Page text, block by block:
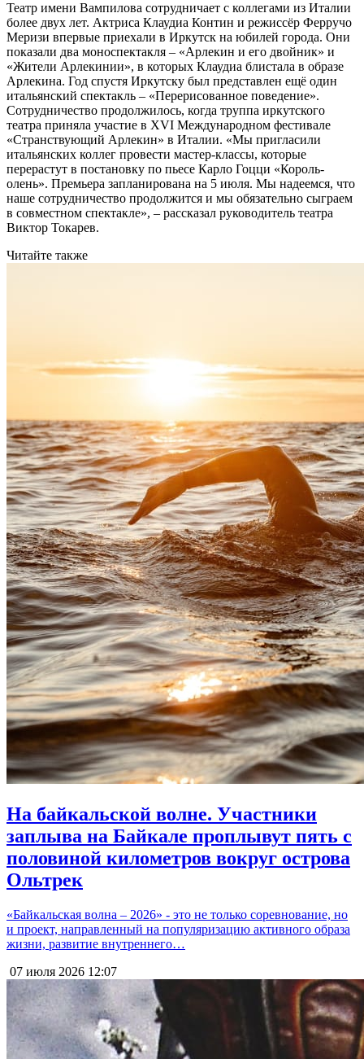
Театр имени Вампилова сотрудничает с коллегами из Италии
более двух лет. Актриса Клаудиа Контин и режиссёр Ферручо
Меризи впервые приехали в Иркутск на юбилей города. Они
показали два моноспектакля – «Арлекин и его двойник» и
«Жители Арлекинии», в которых Клаудиа блистала в образе
Арлекина. Год спустя Иркутску был представлен ещё один
итальянский спектакль – «Перерисованное поведение».
Сотрудничество продолжилось, когда труппа иркутского
театра приняла участие в XVI Международном фестивале
«Странствующий Арлекин» в Италии. «Мы пригласили
итальянских коллег провести мастер-классы, которые
перерастут в постановку по пьесе Карло Гоцци «Король-
олень». Премь­ера запланирована на 5 июля. Мы надеемся, что
наше сотрудничество продолжится и мы обязательно сыграем
в совместном спектакле», – рассказал руководитель театра
Виктор Токарев.
Читайте также
На байкальской волне. Участники
заплыва на Байкале проплывут пять с
половиной километров вокруг острова
Ольтрек
«Байкальская волна – 2026» - это не только соревнование, но
и проект, направленный на популяризацию активного образа
жизни, развитие внутреннего…
07 июля 2026 12:07